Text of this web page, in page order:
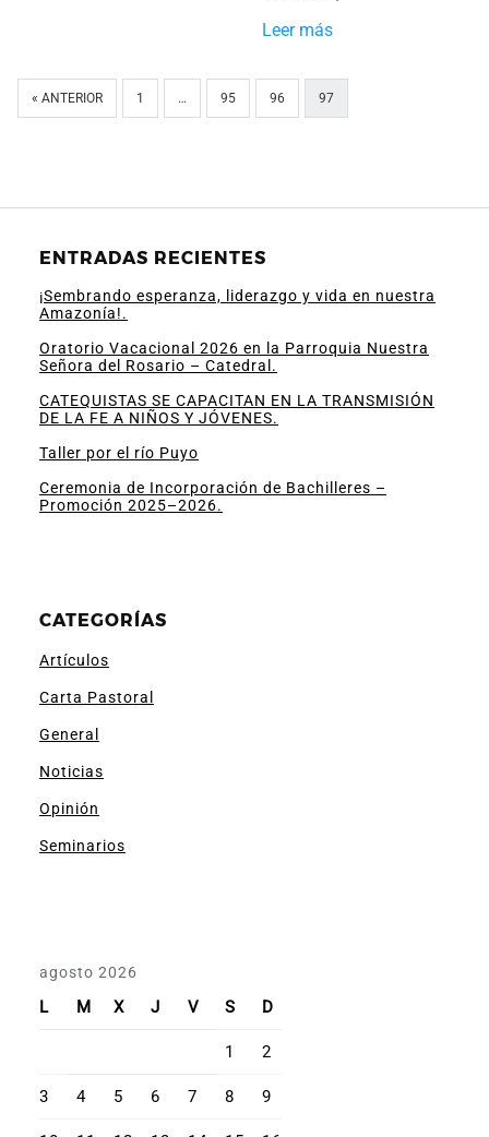
Leer más
« ANTERIOR 1 … 95 96 97
ENTRADAS RECIENTES
¡Sembrando esperanza, liderazgo y vida en nuestra
Amazonía!.
Oratorio Vacacional 2026 en la Parroquia Nuestra
Señora del Rosario – Catedral.
CATEQUISTAS SE CAPACITAN EN LA TRANSMISIÓN
DE LA FE A NIÑOS Y JÓVENES.
Taller por el río Puyo
Ceremonia de Incorporación de Bachilleres –
Promoción 2025–2026.
CATEGORÍAS
Artículos
Carta Pastoral
General
Noticias
Opinión
Seminarios
agosto 2026
L M X J V S D
1 2
3 4 5 6 7 8 9